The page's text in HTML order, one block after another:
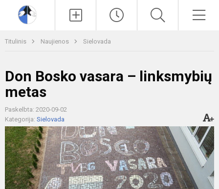
Titulinis Naujienos Sielovada
Don Bosko vasara – linksmybių
metas
Paskelbta: 2020-09-02
Kategorija: Sielovada